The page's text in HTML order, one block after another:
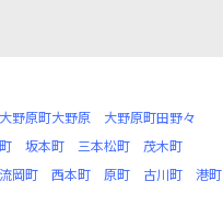
大野原町大野原
大野原町田野々
坂本町 三本松町
茂木町
流岡町 西本町 原町 古川町
港町